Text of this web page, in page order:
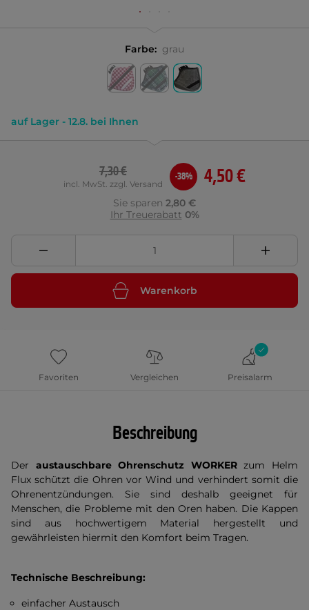
Farbe: grau
auf Lager - 12.8. bei Ihnen
4,50 €
7,30 €
incl. MwSt. zzgl. Versand
-38%
Sie sparen 2,80 €
Ihr Treuerabatt 0%
Warenkorb
Favoriten Vergleichen Preisalarm
Beschreibung
Der austauschbare Ohrenschutz WORKERzum Helm
Flux schützt die Ohren vor Wind und verhindert somit die
Ohrenentzündungen. Sie sind deshalb geeignet für
Menschen, die Probleme mit den Oren haben. Die Kappen
sind aus hochwertigem Material hergestellt und
gewährleisten hiermit den Komfort beim Tragen.
Technische Beschreibung:
einfacher Austausch